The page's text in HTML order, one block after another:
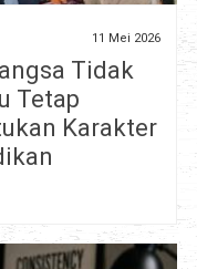
11 Mei 2026
Tidak
Tetap
Karakter